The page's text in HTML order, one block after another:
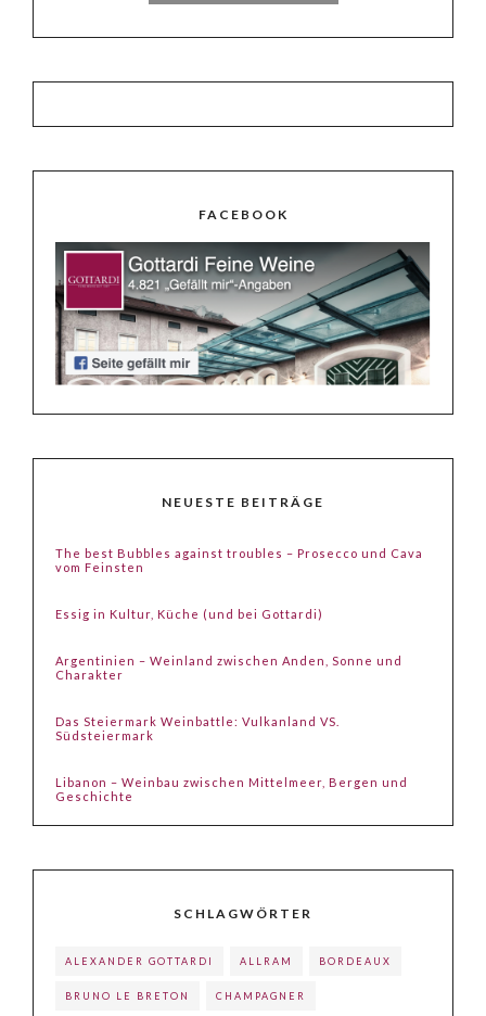
FACEBOOK
NEUESTE BEITRÄGE
The best Bubbles against troubles – Prosecco und Cava
vom Feinsten
Essig in Kultur, Küche (und bei Gottardi)
Argentinien – Weinland zwischen Anden, Sonne und
Charakter
Das Steiermark Weinbattle: Vulkanland VS.
Südsteiermark
Libanon – Weinbau zwischen Mittelmeer, Bergen und
Geschichte
SCHLAGWÖRTER
ALEXANDER GOTTARDI ALLRAM BORDEAUX
BRUNO LE BRETON CHAMPAGNER